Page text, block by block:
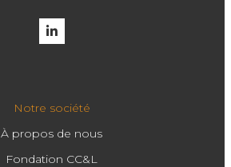
Notre société
À propos de nous
Fondation CC&L